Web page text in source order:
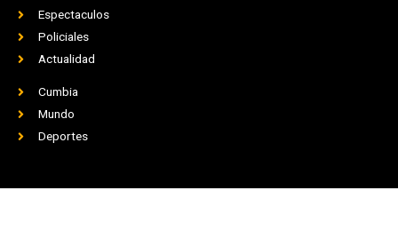
Espectaculos
Policiales
Actualidad
Cumbia
Mundo
Deportes